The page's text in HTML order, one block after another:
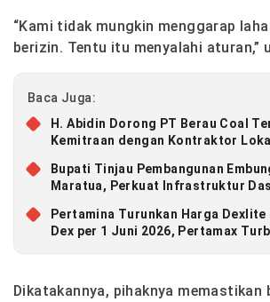
“Kami tidak mungkin menggarap
berizin. Tentu itu menyalahi aturan,”
Baca Juga:
H. Abidin Dorong PT Berau Coal
Kemitraan dengan Kontraktor
Bupati Tinjau Pembangunan
Maratua, Perkuat Infrastruktur
Pertamina Turunkan Harga Dexlite
Dex per 1 Juni 2026, Pertamax
Dikatakannya, pihaknya memastikan